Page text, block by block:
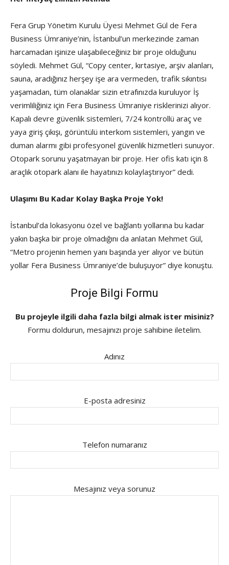
Fera Grup Yönetim Kurulu Üyesi Mehmet Gül de Fera
Business Ümraniye’nin, İstanbul’un merkezinde zaman
harcamadan işinize ulaşabileceğiniz bir proje olduğunu
söyledi. Mehmet Gül, “Copy center, kırtasiye, arşiv alanları,
sauna, aradığınız herşey işe ara vermeden, trafik sıkıntısı
yaşamadan, tüm olanaklar sizin etrafınızda kuruluyor İş
verimliliğiniz için Fera Business Ümraniye risklerinizi alıyor.
Kapalı devre güvenlik sistemleri, 7/24 kontrollü araç ve
yaya giriş çıkışı, görüntülü interkom sistemleri, yangın ve
duman alarmı gibi profesyonel güvenlik hizmetleri sunuyor.
Otopark sorunu yaşatmayan bir proje. Her ofis katı için 8
araçlık otopark alanı ile hayatınızı kolaylaştırıyor” dedi.
Ulaşımı Bu Kadar Kolay Başka Proje Yok!
İstanbul’da lokasyonu özel ve bağlantı yollarına bu kadar
yakın başka bir proje olmadığını da anlatan Mehmet Gül,
“Metro projenin hemen yanı başında yer alıyor ve bütün
yollar Fera Business Ümraniye’de buluşuyor” diye konuştu.
Proje Bilgi Formu
Bu projeyle ilgili daha fazla bilgi almak ister misiniz?
Formu doldurun, mesajınızı proje sahibine iletelim.
Adınız
E-posta adresiniz
Telefon numaranız
Mesajınız veya sorunuz